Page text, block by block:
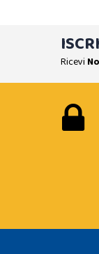
Ricevi